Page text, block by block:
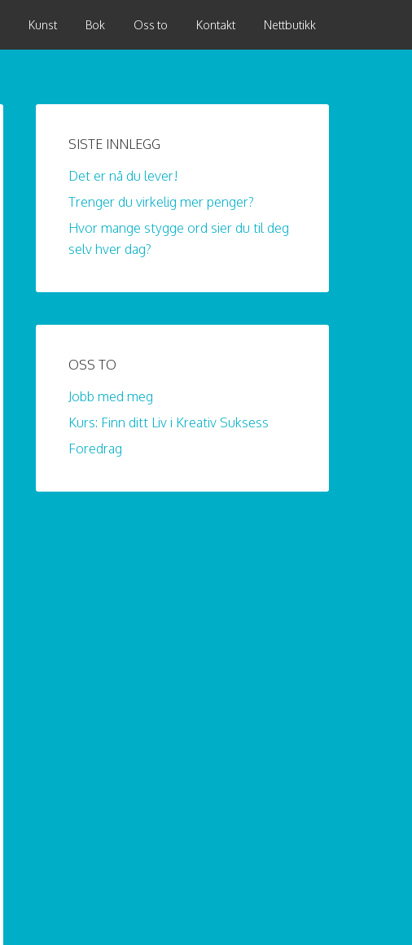
Kunst Bok Oss to Kontakt Nettbutikk
SISTE INNLEGG
Det er nå du lever!
Trenger du virkelig mer penger?
Hvor mange stygge ord sier du til deg
selv hver dag?
OSS TO
Jobb med meg
Kurs: Finn ditt Liv i Kreativ Suksess
Foredrag